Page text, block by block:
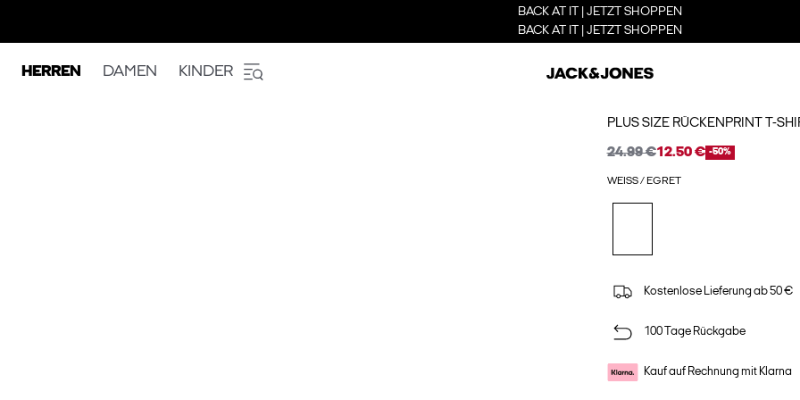
BACK AT IT | JETZT SHOPPEN
BACK AT IT | JETZT SHOPPEN
HERREN DAMEN KINDER
PLUS SIZE RÜCKENPRINT T-
24.99 €12.50 € -50%
WEISS / EGRET
Kostenlose Lieferung ab 50 €
100 Tage Rückgabe
Kauf auf Rechnung mit Klarna